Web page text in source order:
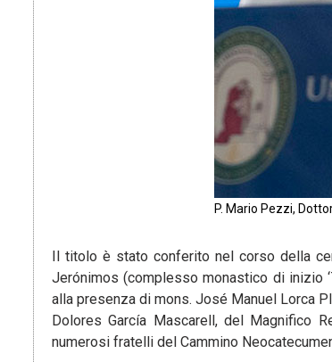
P. Mario Pezzi,
Il titolo è stato conferito nel corso della
Jerónimos (complesso monastico di inizio
alla presenza di mons. José Manuel Lorca
Dolores García Mascarell, del Magnifico
numerosi fratelli del Cammino